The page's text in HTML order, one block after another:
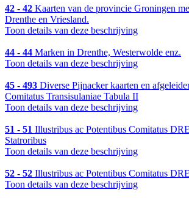
42 - 42 Kaarten van de provincie Groningen
Drenthe en Vriesland.
Toon details van deze beschrijving
44 - 44 Marken in Drenthe, Westerwolde enz.
Toon details van deze beschrijving
45 - 493 Diverse Pijnacker kaarten en
Comitatus Transisulaniae Tabula II
Toon details van deze beschrijving
51 - 51 Illustribus ac Potentibus Comitatus
Statroribus
Toon details van deze beschrijving
52 - 52 Illustribus ac Potentibus Comitatus
Toon details van deze beschrijving